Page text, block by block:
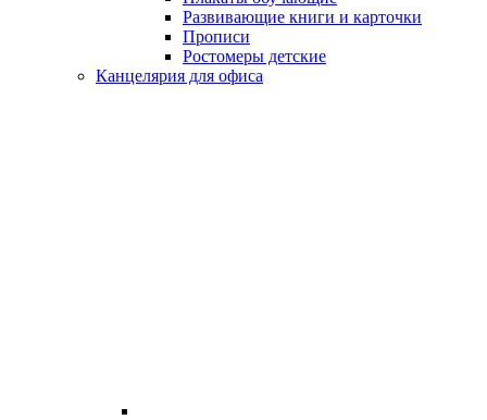
Развивающие книги и карточки
Прописи
Ростомеры детские
Канцелярия для офиса